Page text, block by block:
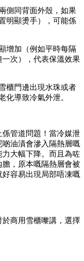
側同背面外殼，如果
明顯燙手），可能係
增加（例如平時每隔
一次），代表保溫效果
櫃門邊出現水珠或者
化導致冷氣外泄。
管道問題！當冷媒泄
油漬會滲入隔熱層嘅
大幅下降。而且為咗
，原本嘅隔熱層會被
容易出現局部唔凍嘅
商用雪櫃嚟講，選擇